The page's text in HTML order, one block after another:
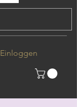
Einloggen